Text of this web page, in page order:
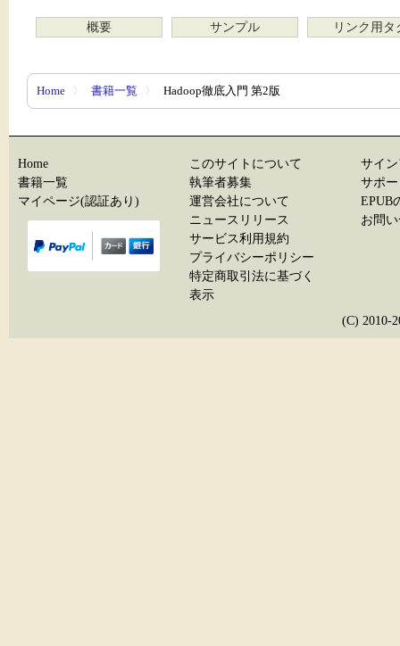
概要 サンプル リンク用タ
Home 〉 書籍一覧 〉 Hadoop徹底入門 第2版
Home
書籍一覧
マイページ(認証あり)
このサイトについて
執筆者募集
運営会社について
ニュースリリース
サービス利用規約
プライバシーポリシー
特定商取引法に基づく
表示
サイ
サポ
EPUB
お問
(C) 2010-